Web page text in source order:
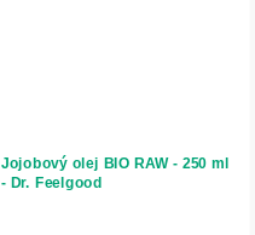
Jojobový olej BIO RAW - 250 ml
- Dr. Feelgood